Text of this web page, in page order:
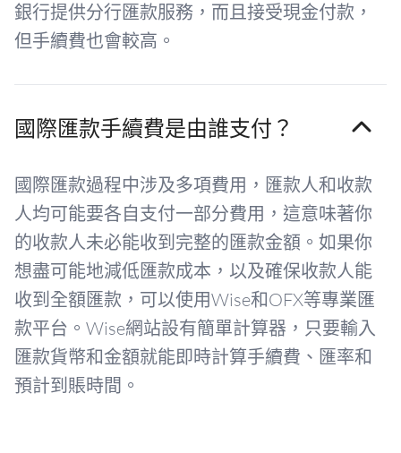
銀行提供分行匯款服務，而且接受現金付款，
但手續費也會較高。
國際匯款手續費是由誰支付？
國際匯款過程中涉及多項費用，匯款人和收款
人均可能要各自支付一部分費用，這意味著你
的收款人未必能收到完整的匯款金額。如果你
想盡可能地減低匯款成本，以及確保收款人能
收到全額匯款，可以使用Wise和OFX等專業匯
款平台。Wise網站設有簡單計算器，只要輸入
匯款貨幣和金額就能即時計算手續費、匯率和
預計到賬時間。